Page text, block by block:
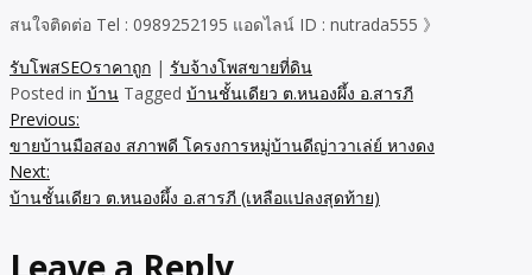
สนใจติดต่อ Tel : 0989252195 แอดไลน์ ID : nutrada555 》
รับโพสSEOราคาถูก | รับจ้างโพสขายที่ดิน
Posted in บ้าน Tagged บ้านชั้นเดียว ต.หนองผึ้ง อ.สารภี
Post
navigation
Previous:
ขายบ้านมือสอง สภาพดี โครงการหมู่บ้านดีญ่าวาเล่ย์ หางดง
Next:
บ้านชั้นเดียว ต.หนองผึ้ง อ.สารภี (เหลือแปลงสุดท้าย)